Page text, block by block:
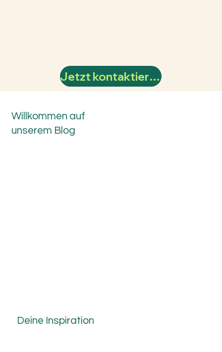
Jetzt kontaktieren
Deine Inspiration
Willkommen auf
unserem Blog